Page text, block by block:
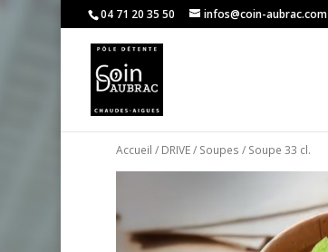
04 71 20 35 50 infos@coin-aubrac.com
Accueil / DRIVE/ Soupes / Soupe 33 cl.